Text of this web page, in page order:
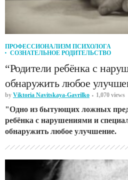
ПРОФЕССИОНАЛИЗМ ПСИХОЛОГА
СОЗНАТЕЛЬНОЕ РОДИТЕЛЬСТВО
“Родители ребёнка с
обнаружить любое
by Viktoria Navitskaya-Gavrilko 1,070 views
"Одно из бытующих ложных
ребёнка с нарушениями и
обнаружить любое улучшение.